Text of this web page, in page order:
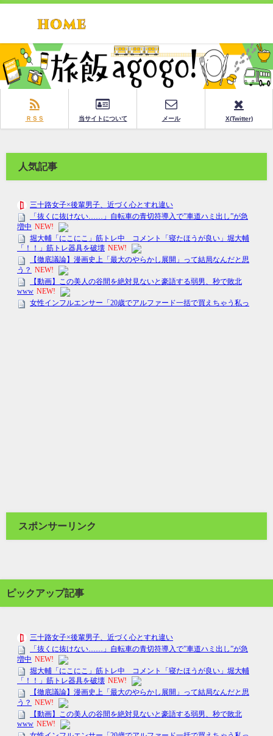
ＲＳＳ 当サイトについて メール X(Twitter)
人気記事
スポンサーリンク
ピックアップ記事